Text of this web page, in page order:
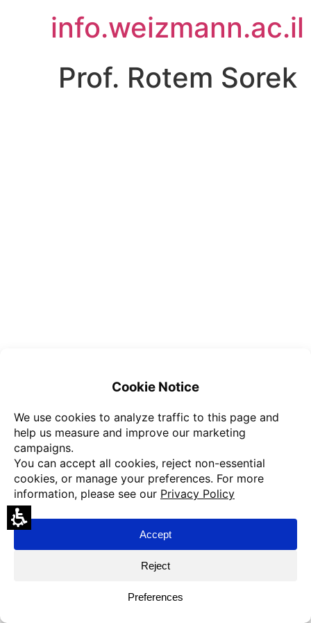
לתוכןinfo.weizmann.ac.il
Prof. Rotem Sorek